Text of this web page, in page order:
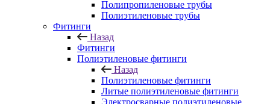
Полипропиленовые трубы
Полиэтиленовые трубы
Фитинги
Назад
Фитинги
Полиэтиленовые фитинги
Назад
Полиэтиленовые фитинги
Литые полиэтиленовые фитинги
Электросварные полиэтиленовые